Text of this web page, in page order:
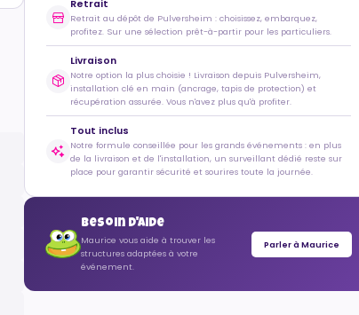
Retrait
Retrait au dépôt de Pulversheim : choisissez, embarquez,
profitez. Sur une sélection prêt-à-partir pour les particuliers.
Livraison
Notre option la plus choisie ! Livraison depuis Pulversheim,
installation clé en main (ancrage, tapis de protection) et
récupération assurée. Vous n'avez plus qu'à profiter.
Tout inclus
Notre formule conseillée pour les grands événements : en plus
de la livraison et de l'installation, un surveillant dédié reste sur
place pour garantir sécurité et sourires toute la journée.
Besoin d'aide
Maurice vous aide à trouver les
structures adaptées à votre
événement.
Parler à Maurice